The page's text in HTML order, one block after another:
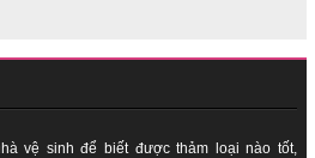
vệ sinh để biết được thảm loại nào tốt,